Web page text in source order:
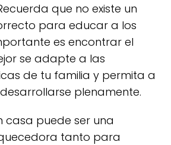
que no existe un
para educar a los
es encontrar el
se adapte a las
de tu familia y permita a
plenamente.
casa puede ser una
tanto para